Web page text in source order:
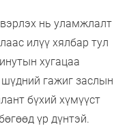
нь уламжлалт
илүү хялбар тул
хугацаа
шүдний гажиг заслын
бүхий хүмүүст
үр дүнтэй.